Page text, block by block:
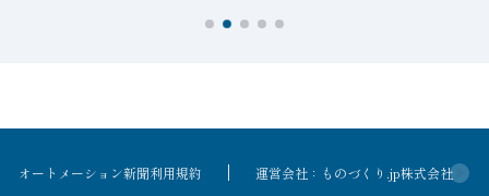
オートメーション新聞利用規約 運営会社：ものづくり.jp株式会社